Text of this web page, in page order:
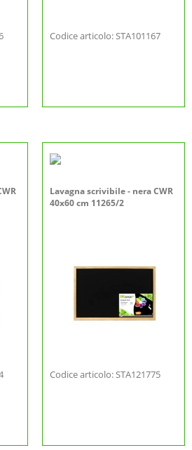
Codice articolo: STA101167
Lavagna scrivibile - nera CWR
40x60 cm 11265/2
Codice articolo: STA121775